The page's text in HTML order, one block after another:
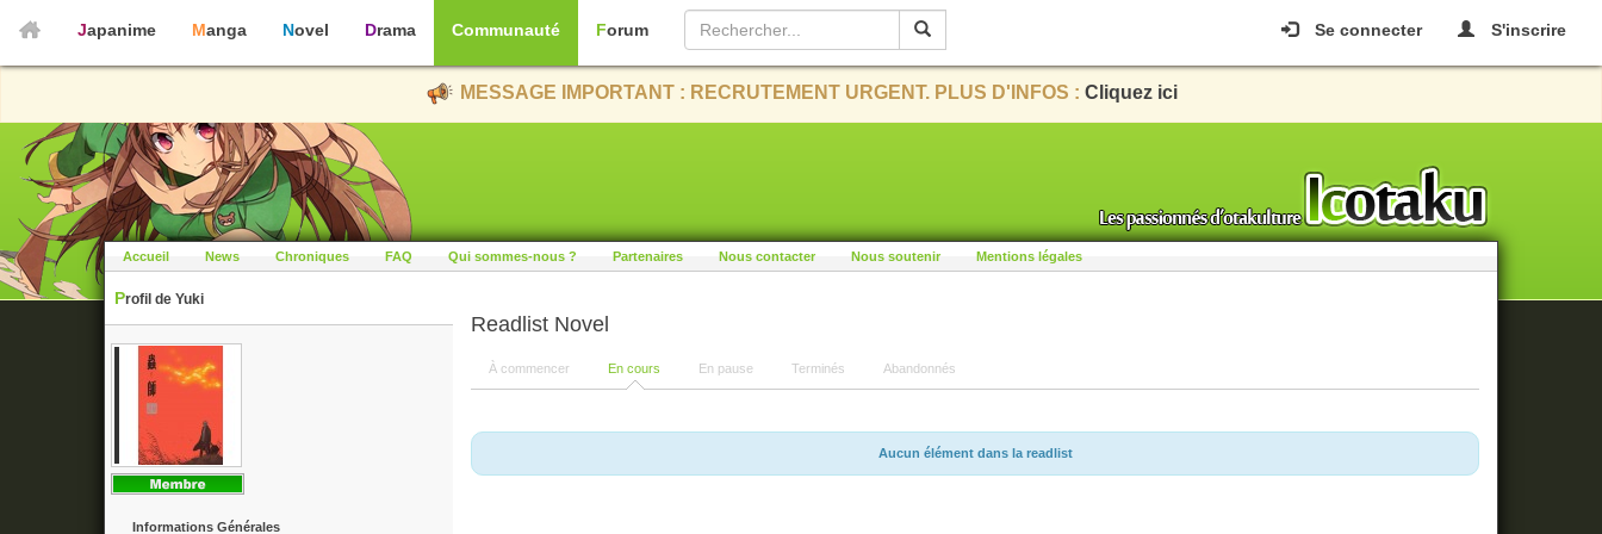
Se connecter S'inscrire
Japanime Manga Novel Drama Communauté Forum
MESSAGE IMPORTANT : RECRUTEMENT URGENT. PLUS D'INFOS : Cliquez ici
Accueil News Chroniques FAQ Qui sommes-nous ? Partenaires Nous contacter Nous soutenir Mentions légales
Profil de Yuki
Informations Générales
Readlist Novel
À commencer En cours En pause Terminés Abandonnés
Aucun élément dans la readlist